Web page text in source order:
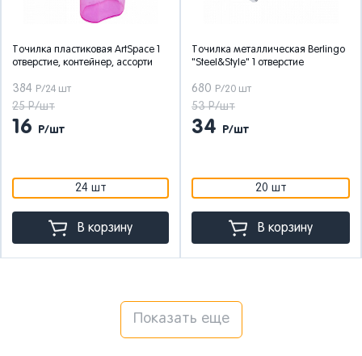
Точилка пластиковая ArtSpace 1
отверстие, контейнер, ассорти
384 Р/24 шт
25 Р/шт
16 Р/шт
24 шт
В корзину
Точилка металлическая Berlingo
"Steel&Style" 1 отверстие
680 Р/20 шт
53 Р/шт
34 Р/шт
20 шт
В корзину
Показать еще